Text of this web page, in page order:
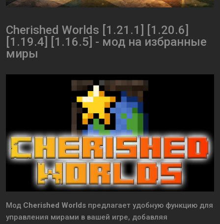
Cherished Worlds [1.21.1] [1.20.6]
[1.19.4] [1.16.5] - мод на избранные
миры
Мод Cherished Worlds предлагает удобную функцию для
управления мирами в вашей игре, добавляя